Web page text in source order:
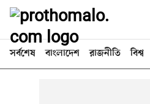
সর্বশেষ বাংলাদেশ রাজনীতি বিশ্ব